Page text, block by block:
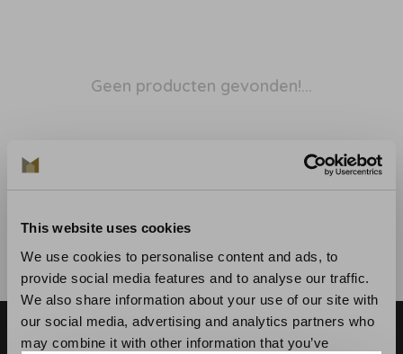
This website uses cookies
We use cookies to personalise content and ads, to
provide social media features and to analyse our traffic.
We also share information about your use of our site with
our social media, advertising and analytics partners who
may combine it with other information that you’ve
Geen producten gevonden!...